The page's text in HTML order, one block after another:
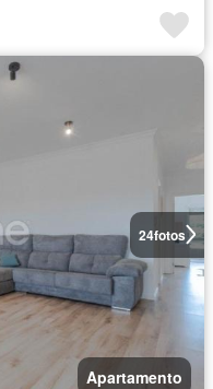
24fotos
Apartamento